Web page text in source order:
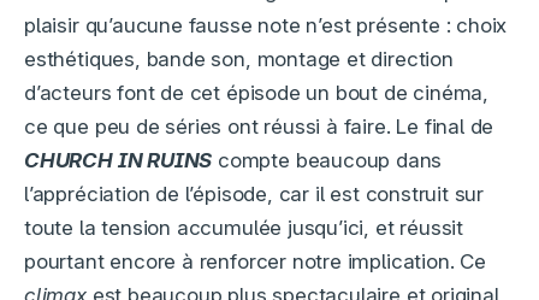
plaisir qu’aucune fausse note n’est présente : choix
esthétiques, bande son, montage et direction
d’acteurs font de cet épisode un bout de cinéma,
ce que peu de séries ont réussi à faire. Le final de
CHURCH IN RUINS compte beaucoup dans
l’appréciation de l’épisode, car il est construit sur
toute la tension accumulée jusqu’ici, et réussit
pourtant encore à renforcer notre implication. Ce